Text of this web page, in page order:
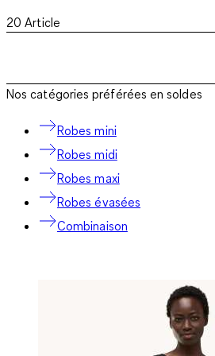
20 Article
Nos catégories préférées en soldes
Robes mini
Robes midi
Robes maxi
Robes évasées
Combinaison